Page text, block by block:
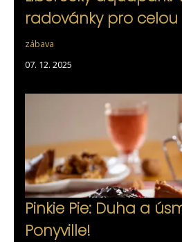
radovánky pro
zábava
07. 12. 2025
Pinkie Pie: Duha a
Ponyville!